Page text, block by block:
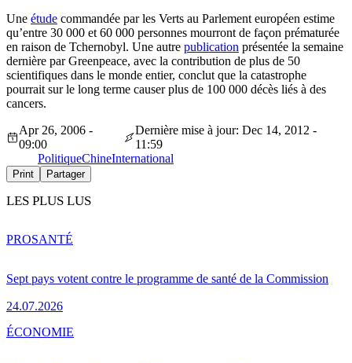
Une étude commandée par les Verts au Parlement européen estime
qu’entre 30 000 et 60 000 personnes mourront de façon prématurée
en raison de Tchernobyl. Une autre publication présentée la semaine
dernière par Greenpeace, avec la contribution de plus de 50
scientifiques dans le monde entier, conclut que la catastrophe
pourrait sur le long terme causer plus de 100 000 décès liés à des
cancers.
Apr 26, 2006 -
09:00
Dernière mise à jour: Dec 14, 2012 -
11:59
PolitiqueChineInternational
Print Partager
LES PLUS LUS
Sept pays votent contre le programme de santé de la Commission
24.07.2026
PROSANTÉ
ÉCONOMIE